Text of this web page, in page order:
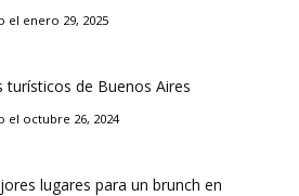
el enero 29, 2025
turísticos de Buenos Aires
el octubre 26, 2024
lugares para un brunch en